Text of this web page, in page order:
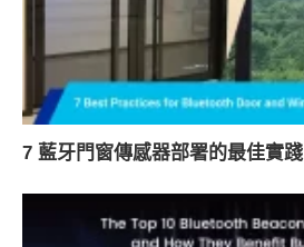
7 藍牙門窗傳感器部署的最佳實踐